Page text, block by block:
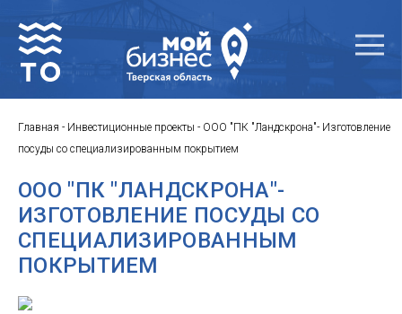
Главная - Инвестиционные проекты - ООО "ПК "Ландскрона"- Изготовление
посуды со специализированным покрытием
ООО "ПК "ЛАНДСКРОНА"-
ИЗГОТОВЛЕНИЕ ПОСУДЫ СО
СПЕЦИАЛИЗИРОВАННЫМ
ПОКРЫТИЕМ